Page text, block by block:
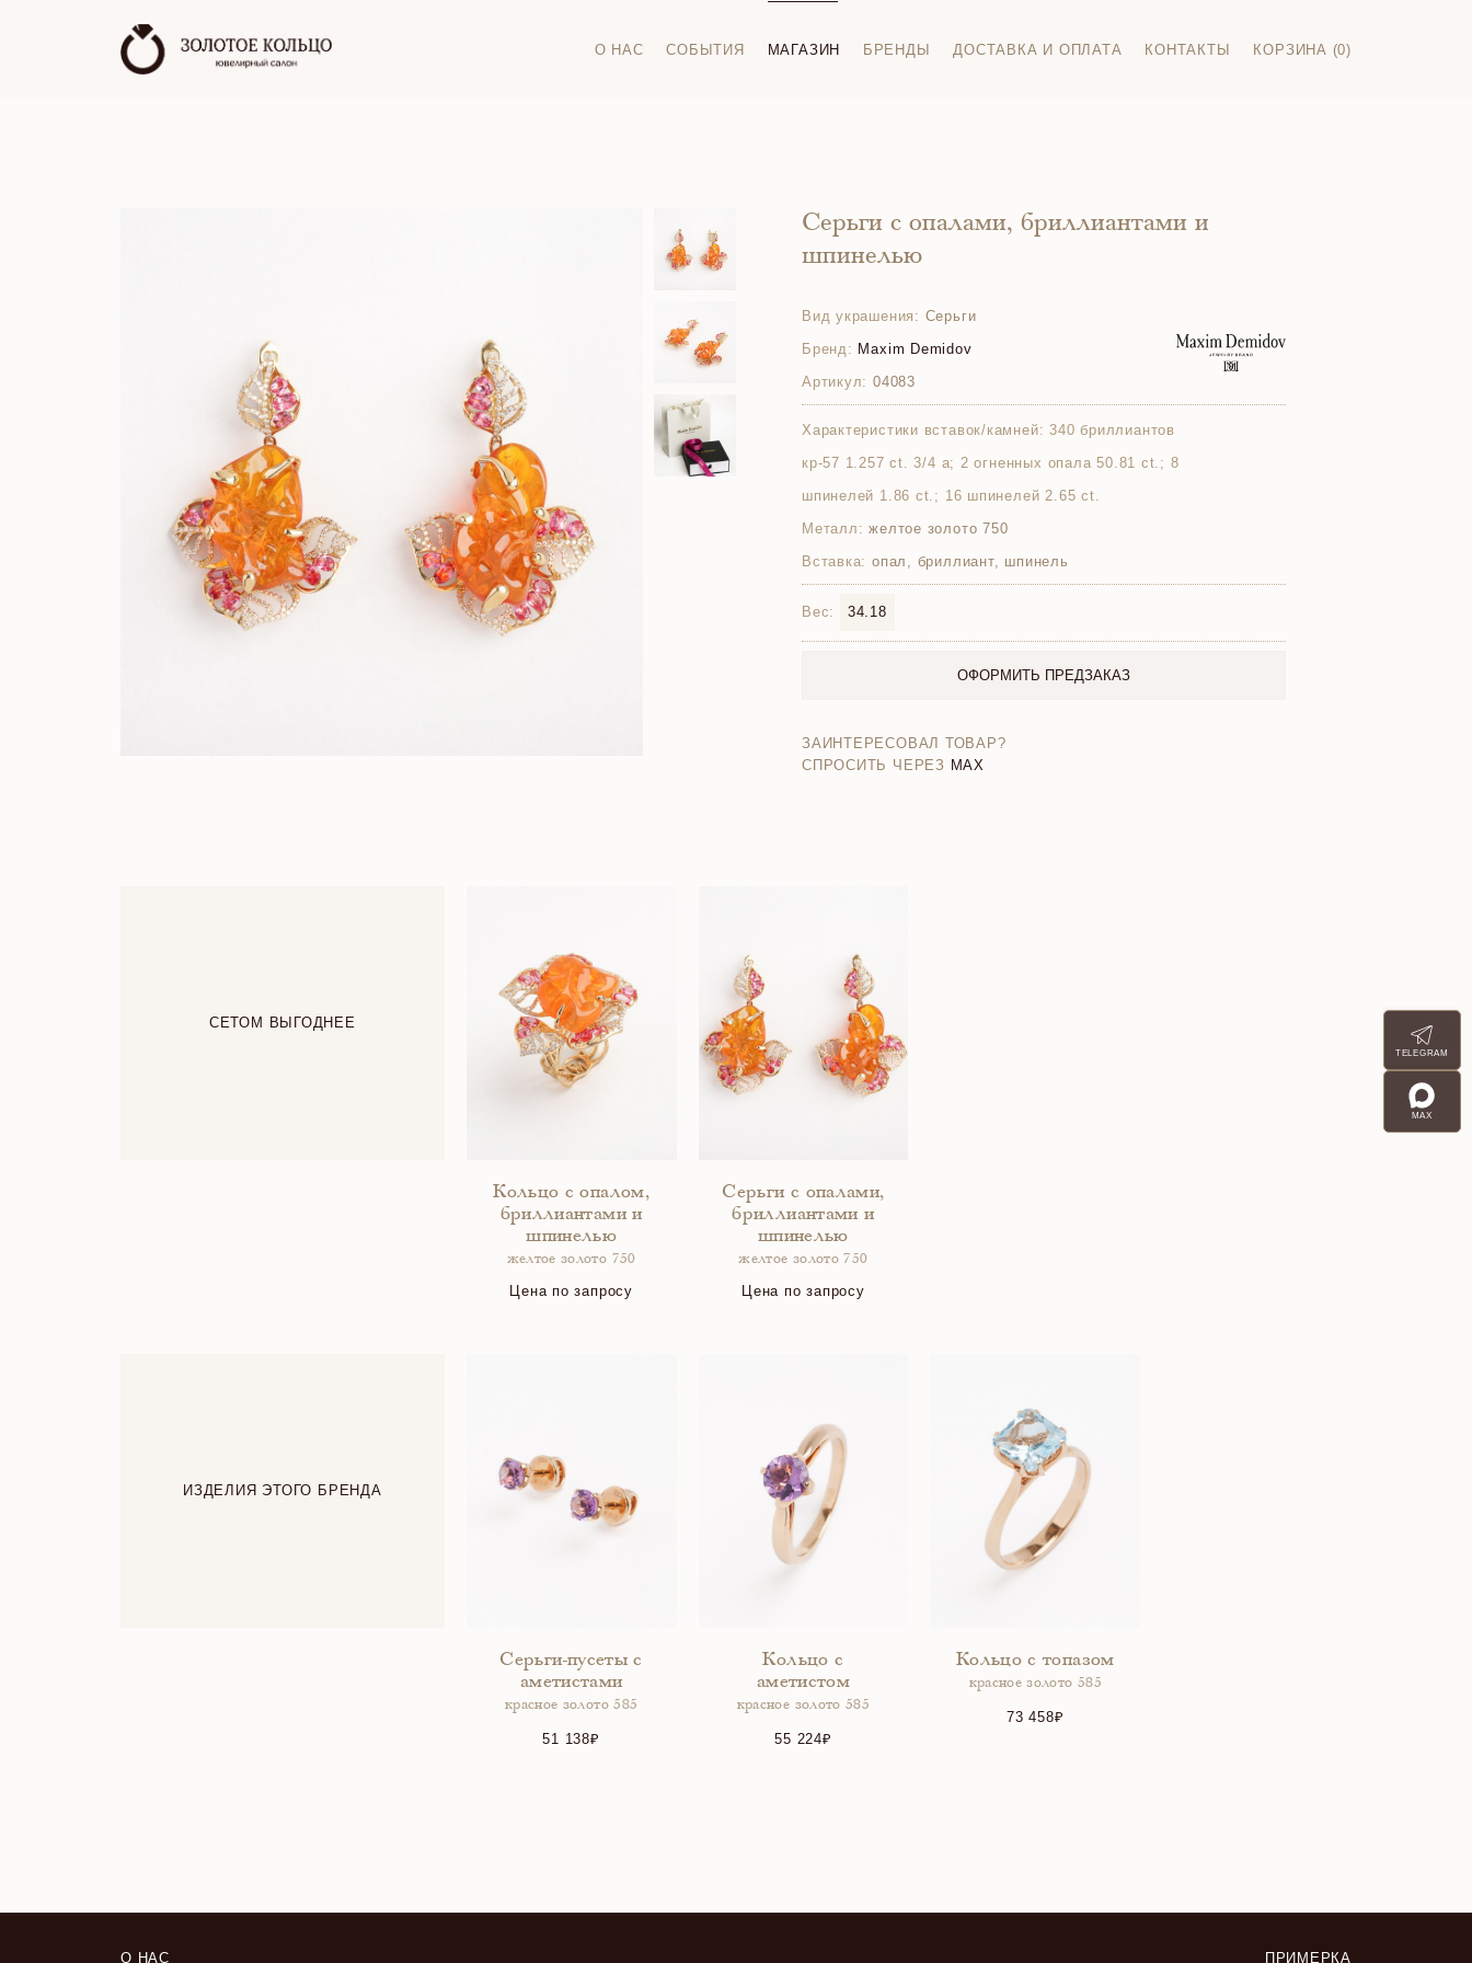
О НАС СОБЫТИЯ МАГАЗИН БРЕНДЫ ДОСТАВКА И ОПЛАТА КОНТАКТЫ КОРЗИНА (0)
Серьги с опалами, бриллиантами и
шпинелью
Вид украшения: Серьги
Бренд: Maxim Demidov
Артикул: 04083
Характеристики вставок/камней: 340 бриллиантов
кр-57 1.257 ct. 3/4 а; 2 огненных опала 50.81 ct.; 8
шпинелей 1.86 ct.; 16 шпинелей 2.65 ct.
Металл: желтое золото 750
Вставка: опал, бриллиант, шпинель
Вес: 34.18
ОФОРМИТЬ ПРЕДЗАКАЗ
ЗАИНТЕРЕСОВАЛ ТОВАР?
СПРОСИТЬ ЧЕРЕЗ MAX
СЕТОМ ВЫГОДНЕЕ
Кольцо с опалом,
бриллиантами и
шпинелью
желтое золото 750
Цена по запросу
Серьги с опалами,
бриллиантами и
шпинелью
желтое золото 750
Цена по запросу
ИЗДЕЛИЯ ЭТОГО БРЕНДА
Серьги-пусеты с
аметистами
красное золото 585
51 138
Кольцо с
аметистом
красное золото 585
55 224
Кольцо с топазом
красное золото 585
73 458
TELEGRAM
MAX
О НАС ПРИМЕРКА